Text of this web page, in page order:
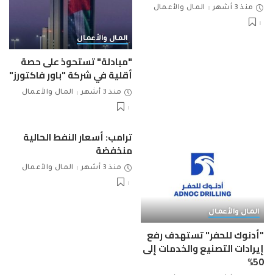
منذ 3 أشهر المال والأعمال
المال والأعمال
"مبادلة" تستحوذ على حصة
أقلية في شركة "باور فاكتورز"
منذ 3 أشهر المال والأعمال
المال والأعمال
"أدنوك للحفر" تستهدف رفع
إيرادات التصنيع والخدمات إلى
50%
ترامب: أسعار النفط الحالية
منخفضة
منذ 3 أشهر المال والأعمال